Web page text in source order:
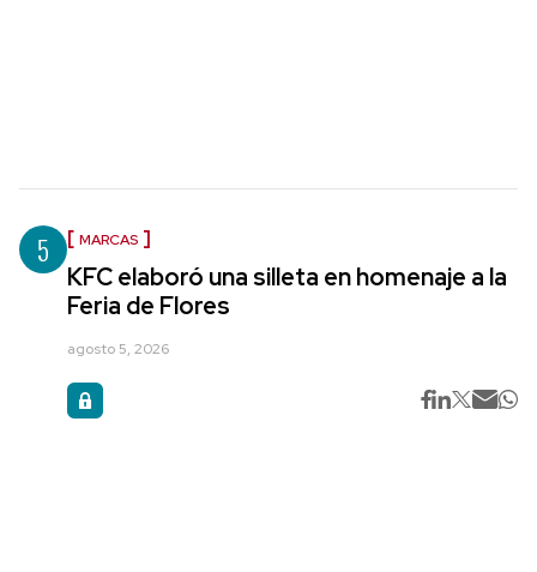
5 MARCAS
KFC elaboró una silleta en homenaje a la
Feria de Flores
agosto 5, 2026